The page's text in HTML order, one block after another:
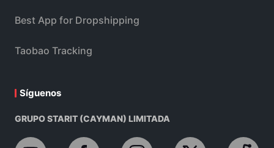
Best App for Dropshipping
Taobao Tracking
Síguenos
GRUPO STARIT (CAYMAN) LIMITADA